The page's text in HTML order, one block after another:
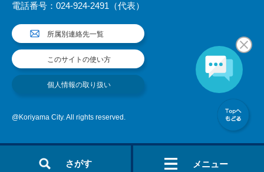
さがす メニュー
電話番号：024-924-2491（代表）
所属別連絡先一覧
このサイトの使い方
個人情報の取り扱い
@Koriyama City. All rights reserved.